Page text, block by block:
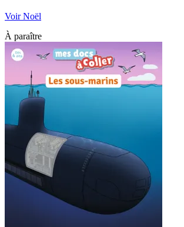
Voir Noël
À paraître